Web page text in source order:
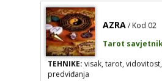
AZRA / Kod 02
Tarot savjetnik
TEHNIKE:visak, tarot, vidovitost,
predviđanja
LUCIJA/ Kod #136
Tarot savjetnik
TEHNIKE:sudbinske karte,